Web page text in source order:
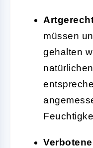
müssen
gehalten